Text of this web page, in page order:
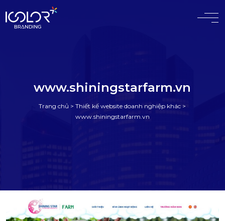
#
www.shiningstarfarm.vn
Trang chủ >Thiết kế website doanh nghiệp khác >
www.shiningstarfarm.vn